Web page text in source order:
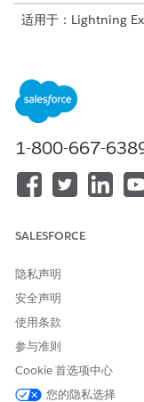
适用于：Lightning
创建审查工作区：
管理流：
使用表单框架
通过将组件手动添
拨款 Experience
架组件。
要显示审阅者
1-800-667-
SALESFORCE
隐私声明
安全声明
使用条款
参与准则
Cookie 首选项中心
您的隐私选择